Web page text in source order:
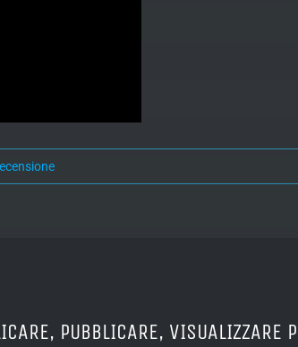
PUBBLICARE, VISUALIZZARE